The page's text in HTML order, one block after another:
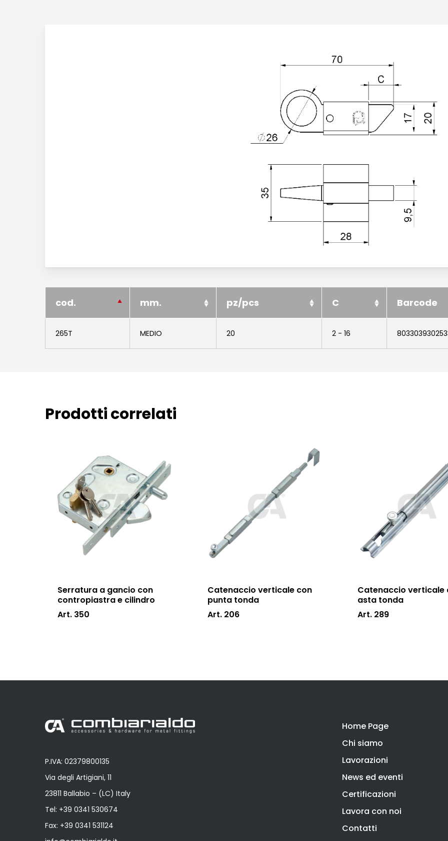
cod. mm. pz/pcs C Barcode
265T MEDIO 20 2 - 16
Prodotti correlati
Serratura a gancio con
contropiastra e cilindro
Art. 350
Catenaccio verticale con
punta tonda
Art. 206
Catenaccio verticale
asta tonda
Art. 289
P.IVA: 02379800135
Via degli Artigiani, 11
23811 Ballabio – (LC) Italy
Tel: +39 0341 530674
Fax: +39 0341 531124
Home Page
Chi siamo
Lavorazioni
News ed eventi
Certificazioni
Lavora con noi
Contatti